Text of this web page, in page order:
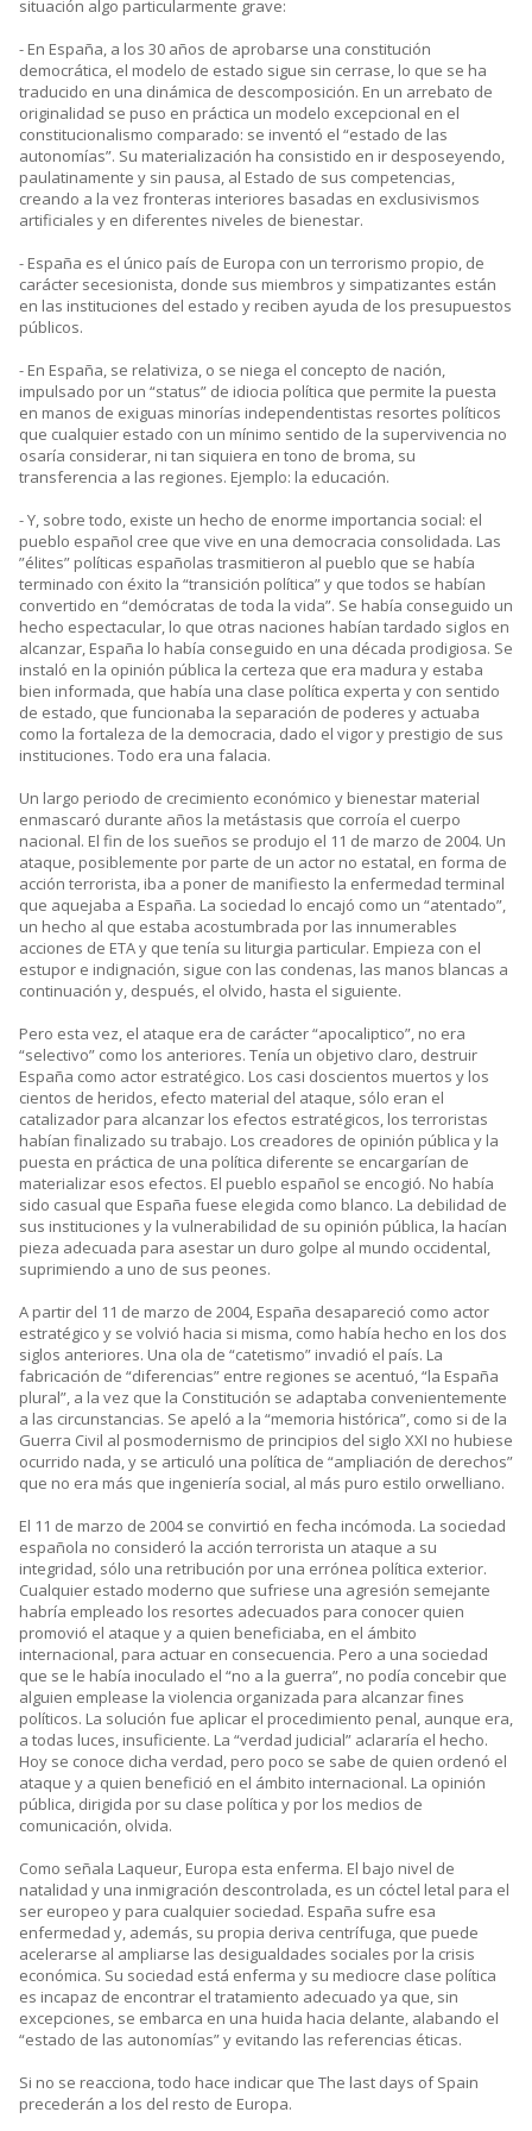
situación algo particularmente grave:
- En España, a los 30 años de aprobarse una constitución
democrática, el modelo de estado sigue sin cerrase, lo que se ha
traducido en una dinámica de descomposición. En un arrebato de
originalidad se puso en práctica un modelo excepcional en el
constitucionalismo comparado: se inventó el “estado de las
autonomías”. Su materialización ha consistido en ir desposeyendo,
paulatinamente y sin pausa, al Estado de sus competencias,
creando a la vez fronteras interiores basadas en exclusivismos
artificiales y en diferentes niveles de bienestar.
- España es el único país de Europa con un terrorismo propio, de
carácter secesionista, donde sus miembros y simpatizantes están
en las instituciones del estado y reciben ayuda de los presupuestos
públicos.
- En España, se relativiza, o se niega el concepto de nación,
impulsado por un “status” de idiocia política que permite la puesta
en manos de exiguas minorías independentistas resortes políticos
que cualquier estado con un mínimo sentido de la supervivencia no
osaría considerar, ni tan siquiera en tono de broma, su
transferencia a las regiones. Ejemplo: la educación.
- Y, sobre todo, existe un hecho de enorme importancia social: el
pueblo español cree que vive en una democracia consolidada. Las
”élites” políticas españolas trasmitieron al pueblo que se había
terminado con éxito la “transición política” y que todos se habían
convertido en “demócratas de toda la vida”. Se había conseguido un
hecho espectacular, lo que otras naciones habían tardado siglos en
alcanzar, España lo había conseguido en una década prodigiosa. Se
instaló en la opinión pública la certeza que era madura y estaba
bien informada, que había una clase política experta y con sentido
de estado, que funcionaba la separación de poderes y actuaba
como la fortaleza de la democracia, dado el vigor y prestigio de sus
instituciones. Todo era una falacia.
Un largo periodo de crecimiento económico y bienestar material
enmascaró durante años la metástasis que corroía el cuerpo
nacional. El fin de los sueños se produjo el 11 de marzo de 2004. Un
ataque, posiblemente por parte de un actor no estatal, en forma de
acción terrorista, iba a poner de manifiesto la enfermedad terminal
que aquejaba a España. La sociedad lo encajó como un “atentado”,
un hecho al que estaba acostumbrada por las innumerables
acciones de ETA y que tenía su liturgia particular. Empieza con el
estupor e indignación, sigue con las condenas, las manos blancas a
continuación y, después, el olvido, hasta el siguiente.
Pero esta vez, el ataque era de carácter “apocaliptico”, no era
“selectivo” como los anteriores. Tenía un objetivo claro, destruir
España como actor estratégico. Los casi doscientos muertos y los
cientos de heridos, efecto material del ataque, sólo eran el
catalizador para alcanzar los efectos estratégicos, los terroristas
habían finalizado su trabajo. Los creadores de opinión pública y la
puesta en práctica de una política diferente se encargarían de
materializar esos efectos. El pueblo español se encogió. No había
sido casual que España fuese elegida como blanco. La debilidad de
sus instituciones y la vulnerabilidad de su opinión pública, la hacían
pieza adecuada para asestar un duro golpe al mundo occidental,
suprimiendo a uno de sus peones.
A partir del 11 de marzo de 2004, España desapareció como actor
estratégico y se volvió hacia si misma, como había hecho en los dos
siglos anteriores. Una ola de “catetismo” invadió el país. La
fabricación de “diferencias” entre regiones se acentuó, “la España
plural”, a la vez que la Constitución se adaptaba convenientemente
a las circunstancias. Se apeló a la “memoria histórica”, como si de la
Guerra Civil al posmodernismo de principios del siglo XXI no hubiese
ocurrido nada, y se articuló una política de “ampliación de derechos”
que no era más que ingeniería social, al más puro estilo orwelliano.
El 11 de marzo de 2004 se convirtió en fecha incómoda. La sociedad
española no consideró la acción terrorista un ataque a su
integridad, sólo una retribución por una errónea política exterior.
Cualquier estado moderno que sufriese una agresión semejante
habría empleado los resortes adecuados para conocer quien
promovió el ataque y a quien beneficiaba, en el ámbito
internacional, para actuar en consecuencia. Pero a una sociedad
que se le había inoculado el “no a la guerra”, no podía concebir que
alguien emplease la violencia organizada para alcanzar fines
políticos. La solución fue aplicar el procedimiento penal, aunque era,
a todas luces, insuficiente. La “verdad judicial” aclararía el hecho.
Hoy se conoce dicha verdad, pero poco se sabe de quien ordenó el
ataque y a quien benefició en el ámbito internacional. La opinión
pública, dirigida por su clase política y por los medios de
comunicación, olvida.
Como señala Laqueur, Europa esta enferma. El bajo nivel de
natalidad y una inmigración descontrolada, es un cóctel letal para el
ser europeo y para cualquier sociedad. España sufre esa
enfermedad y, además, su propia deriva centrífuga, que puede
acelerarse al ampliarse las desigualdades sociales por la crisis
económica. Su sociedad está enferma y su mediocre clase política
es incapaz de encontrar el tratamiento adecuado ya que, sin
excepciones, se embarca en una huida hacia delante, alabando el
“estado de las autonomías” y evitando las referencias éticas.
Si no se reacciona, todo hace indicar que The last days of Spain
precederán a los del resto de Europa.